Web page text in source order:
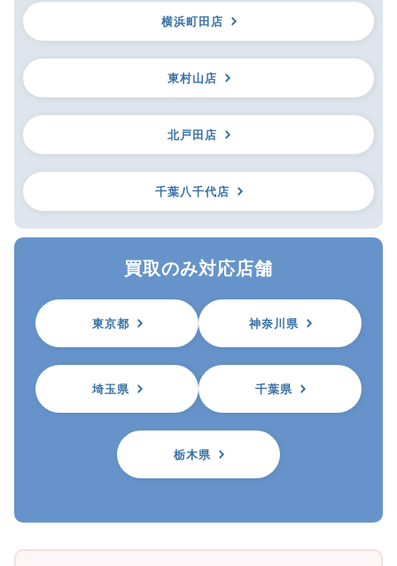
横浜町田店
東村山店
北戸田店
千葉八千代店
買取のみ対応店舗
東京都 神奈川県
埼玉県 千葉県
栃木県